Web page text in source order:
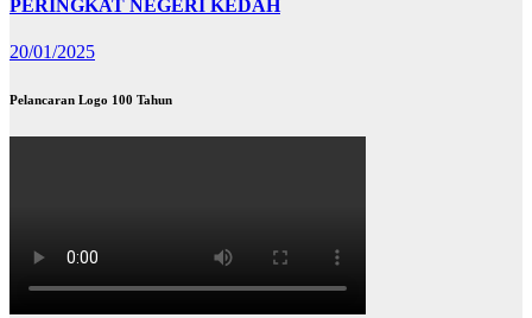
PERINGKAT NEGERI KEDAH
20/01/2025
Pelancaran Logo 100 Tahun